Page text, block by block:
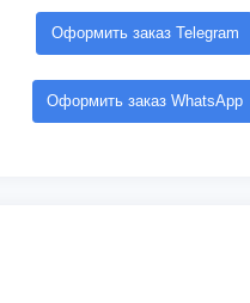
Оформить заказ Telegram
Оформить заказ WhatsApp